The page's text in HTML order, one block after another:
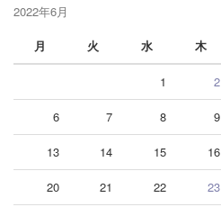
2022年6月
月
火 水 木
1 2
6 7 8 9
13 14 15 16
20 21 22 23